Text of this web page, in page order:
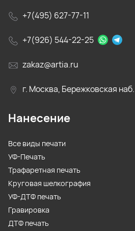
+7(495) 627-77-11
+7(926) 544-22-25
zakaz@artia.ru
г. Москва, Бережковская
Нанесение
Все виды печати
УФ-Печать
Трафаретная печать
Круговая шелкография
УФ-ДТФ печать
Гравировка
ДТФ печать